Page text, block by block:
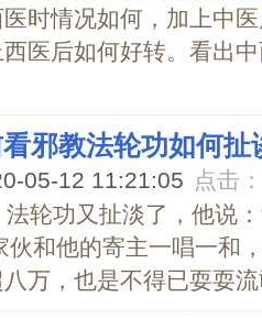
时情况如何，加上中
医后如何好转。看出
邪教法轮功如何扯
05-12 11:21:05 点击：
轮功又扯淡了，他说
伙和他的寄主一唱一和
万，也是不得已耍耍